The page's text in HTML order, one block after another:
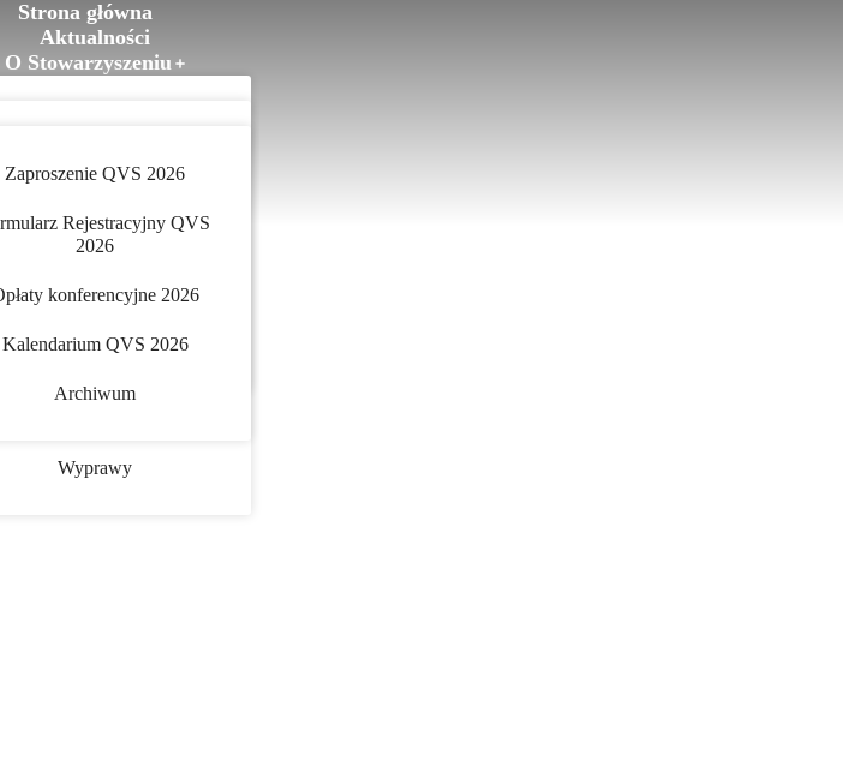
Strona główna
Aktualności
O Stowarzyszeniu
Historia
Zarząd
Wyprawy
Dla recenzentów
Lista recenzentów
Redakcja
Zaproszenie QVS 2026
Rejestracyjny QVS
2026
konferencyjne 2026
Kalendarium QVS 2026
Archiwum
Kontakt
PL
EN